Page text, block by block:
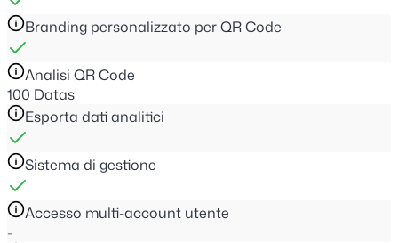
Branding personalizzato per QR Code
Analisi QR Code
100 Datas
Esporta dati analitici
Sistema di gestione
Accesso multi-account utente
-